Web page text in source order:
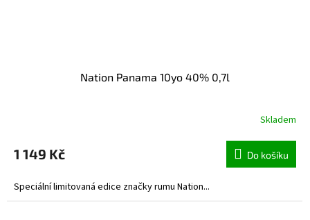
Nation Panama 10yo 40% 0,7l
Skladem
1 149 Kč Do košíku
Speciální limitovaná edice značky rumu Nation...